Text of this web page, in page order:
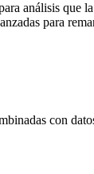
análisis
para
con